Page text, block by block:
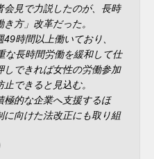
会見で力説したのが、長時
方」改革だった。
時間以上働いており、
な長時間労働を緩和して仕
しできれば女性の労働参加
できると見込む。
極的な企業へ支援するほ
に向けた法改正にも取り組